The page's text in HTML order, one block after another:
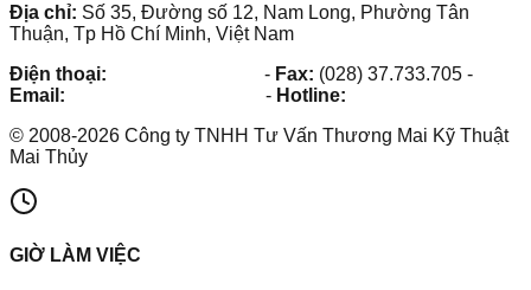
Địa chỉ: Số 35, Đường số 12, Nam Long, Phường Tân
Thuận, Tp Hồ Chí Minh, Việt Nam
Điện thoại:
- Fax: (028) 37.733.705 -
Email:
- Hotline:
© 2008-2026 Công ty TNHH Tư Vấn Thương Mai Kỹ Thuật
Mai Thủy
GIỜ LÀM VIỆC